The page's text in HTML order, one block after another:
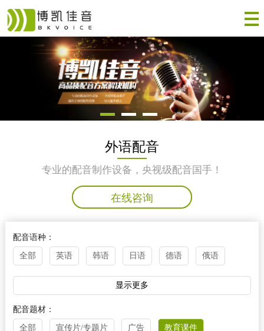
外语配音
专业的配音制作设备，央视级配音国手！
在线咨询
配音语种：
全部 英语 韩语 日语 德语 俄语
阿拉伯语
菲律宾语
显示更多
配音题材：
全部 宣传片/专题片 广告 教育课件